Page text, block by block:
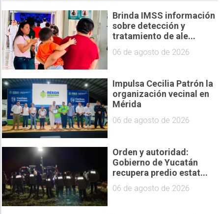
Brinda IMSS información
sobre detección y
tratamiento de ale...
06 de agosto de 2026
Impulsa Cecilia Patrón la
organización vecinal en
Mérida
06 de agosto de 2026
Orden y autoridad:
Gobierno de Yucatán
recupera predio estat...
06 de agosto de 2026